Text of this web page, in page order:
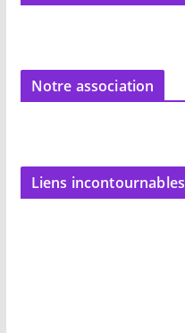
Notre association
Liens incontournables